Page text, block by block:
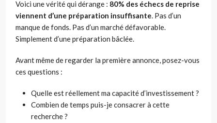
Voici une vérité qui dérange : 80% des échecs de reprise
viennent d’une préparation insuffisante. Pas d’un
manque de fonds. Pas d’un marché défavorable.
Simplement d’une préparation bâclée.
Avant même de regarder la première annonce, posez-vous
ces questions :
Quelle est réellement ma capacité d’investissement ?
Combien de temps puis-je consacrer à cette
recherche ?